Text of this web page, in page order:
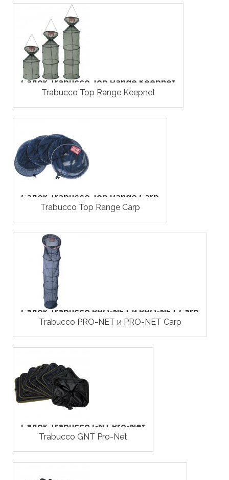
Садок Trabucco Top Range Keepnet
Trabucco Top Range Keepnet
Садок Trabucco Top Range Carp
Trabucco Top Range Carp
Садок Trabucco PRO-NET и PRO-NET Carp
Trabucco PRO-NET и PRO-NET Carp
Садок Trabucco GNT Pro-Net
Trabucco GNT Pro-Net